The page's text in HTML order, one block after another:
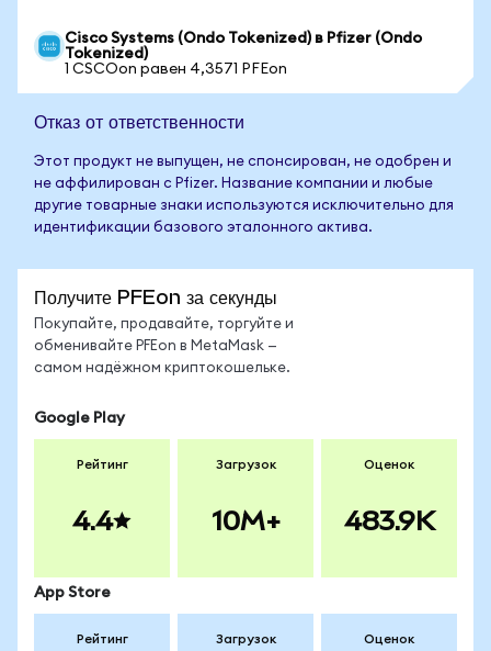
Cisco Systems (Ondo Tokenized) в Pfizer (Ondo
Tokenized)
1 CSCOon равен 4,3571 PFEon
Отказ от ответственности
Этот продукт не выпущен, не спонсирован, не одобрен и
не аффилирован с Pfizer. Название компании и любые
другие товарные знаки используются исключительно для
идентификации базового эталонного актива.
Получите PFEon за секунды
Покупайте, продавайте, торгуйте и
обменивайте PFEon в MetaMask —
самом надёжном криптокошельке.
Google Play
Рейтинг
4.4
Загрузок
10M+
Оценок
483.9K
App Store
Рейтинг Загрузок Оценок